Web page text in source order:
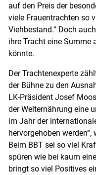
auf den Preis der
viele Frauentrachten so
Viehbestand.“ Doch
ihre Tracht eine Summe
könnte.
Der Trachtenexperte
der Bühne zu den
LK-Präsident Josef
der Welternährung eine
im Jahr der
hervorgehoben
Beim BBT sei so viel
spüren wie bei kaum
bringt so viel Positives